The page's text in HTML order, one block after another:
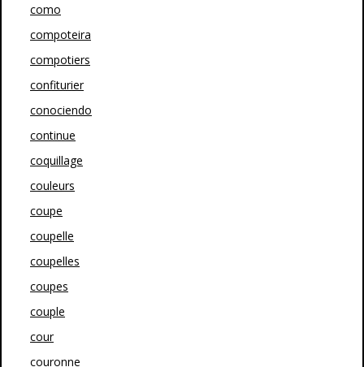
como
compoteira
compotiers
confiturier
conociendo
continue
coquillage
couleurs
coupe
coupelle
coupelles
coupes
couple
cour
couronne